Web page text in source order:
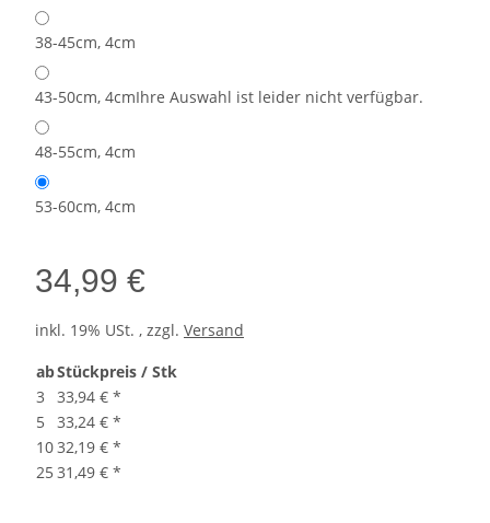
38-45cm, 4cm
43-50cm, 4cmIhre Auswahl ist leider nicht verfügbar.
48-55cm, 4cm
53-60cm, 4cm
34,99 €
inkl. 19% USt. , zzgl. Versand
abStückpreis / Stk
3
33,94 € *
5
33,24 € *
1032,19 € *
25 31,49 € *